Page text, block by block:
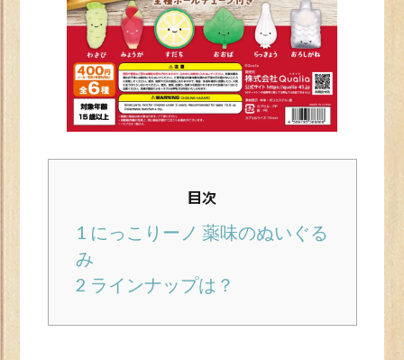
目次
1 にっこりーノ 薬味のぬいぐる
み
2 ラインナップは？